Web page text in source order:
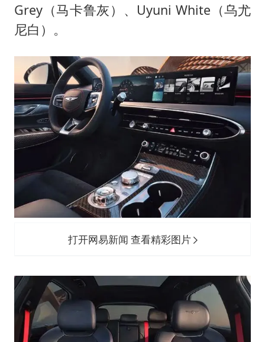
Grey（马卡鲁灰）、Uyuni White（乌尤
尼白）。
打开网易新闻 查看精彩图片